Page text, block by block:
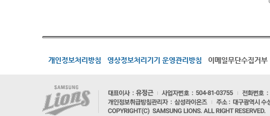
개인정보처리방침 영상정보처리기기 운영관리방침 이메일무단수집거부